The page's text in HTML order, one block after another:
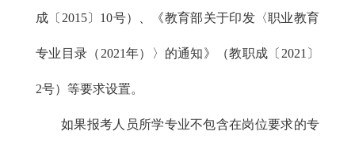
成〔2015〕10号）、《教育部关于印发〈职业教育
专业目录（2021年）〉的通知》（教职成〔2021〕
2号）等要求设置。
如果报考人员所学专业不包含在岗位要求的专